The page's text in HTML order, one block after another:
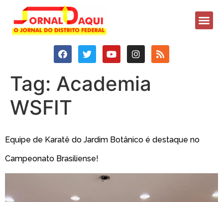
Tag: Academia
WSFIT
Equipe de Karatê do Jardim Botânico é destaque no
Campeonato Brasiliense!